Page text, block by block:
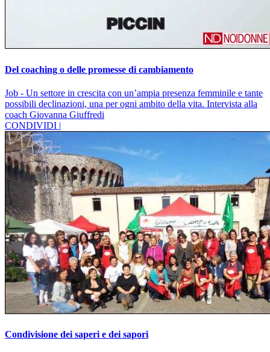
Del coaching o delle promesse di cambiamento
Job - Un settore in crescita con un’ampia presenza femminile e tante
possibili declinazioni, una per ogni ambito della vita. Intervista alla
coach Giovanna Giuffredi
CONDIVIDI |
Condivisione dei saperi e dei sapori